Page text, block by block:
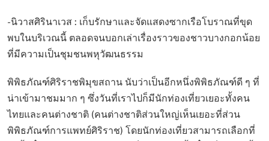
-นิวาสศิรินาเวส : เก็บรักษาและจัดแสดงซากเรือโบราณที่ขุด
พบในบริเวณนี้ ตลอดจนบอกเล่าเรื่องราวของชาวบางกอกน้อย
ที่มีความเป็นชุมชนพหุวัฒนธรรม
พิพิธภัณฑ์ศิริราชพิมุขสถาน นับว่าเป็นอีกหนึ่งพิพิธภัณฑ์ดี ๆ ที่
น่าเข้ามาชมมาก ๆ ซึ่งวันที่เราไปก็มีนักท่องเที่ยวเยอะทั้งคน
ไทยและคนต่างชาติ (คนต่างชาติส่วนใหญ่เห็นเยอะที่ส่วน
พิพิธภัณฑ์การแพทย์ศิริราช) โดยนักท่องเที่ยวสามารถเลือกที่